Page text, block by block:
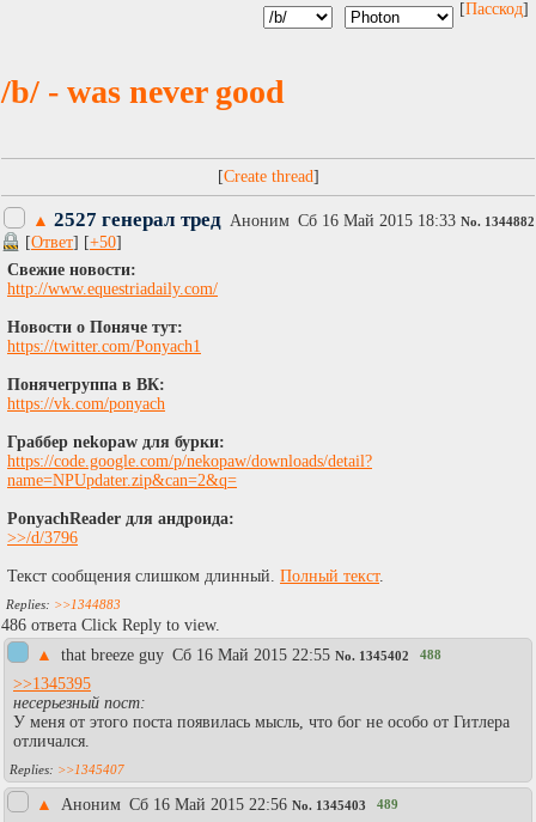
[Пасскод]
/b/ - was never good
[ ]
▲ 2527 генерал тред Аноним Сб 16 Май 2015 18:33 No. 1344882
[Ответ] [+50]
Свежие новости:
http://www.equestriadaily.com/
Новости о Поняче тут:
https://twitter.com/Ponyach1
Понячегруппа в ВК:
https://vk.com/ponyach
Граббер nekopaw для бурки:
https://code.google.com/p/nekopaw/downloads/detail?
name=NPUpdater.zip&can=2&q=
PonyachReader для андроида:
>>/d/3796
Текст сообщения слишком длинный. Полный текст.
>>1344883
486 ответа Click Reply to view.
▲
that breeze guy Сб 16 Май 2015 22:55 No. 1345402 488
>>1345395
несерьезный пост:
У меня от этого поста появилась мысль, что бог не особо от Гитлера
отличался.
>>1345407
▲ Аноним Сб 16 Май 2015 22:56 No. 1345403 489